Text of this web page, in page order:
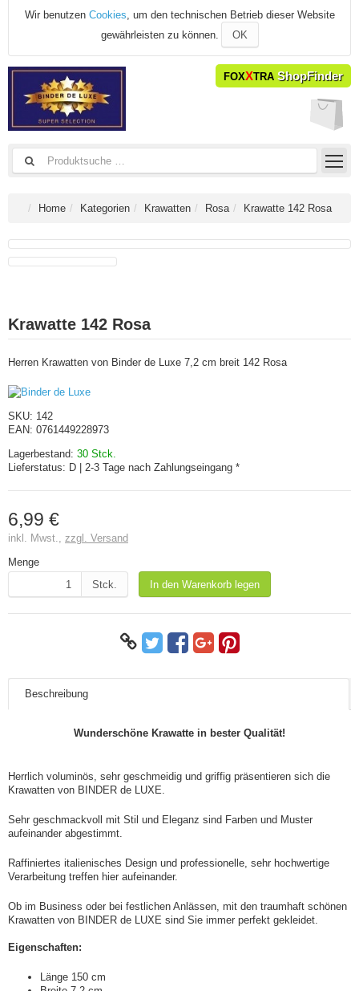
Wir benutzen Cookies, um den technischen Betrieb dieser Website
gewährleisten zu können.
OK
FOXXTRA ShopFinder
Home Kategorien Krawatten Rosa Krawatte 142 Rosa
Krawatte 142 Rosa
Herren Krawatten von Binder de Luxe 7,2 cm breit 142 Rosa
SKU: 142
EAN: 0761449228973
Lagerbestand: 30 Stck.
Lieferstatus: D | 2-3 Tage nach Zahlungseingang *
6,99 €
inkl. Mwst., zzgl. Versand
Menge
Stck.
In den Warenkorb legen
Beschreibung
Wunderschöne Krawatte in bester Qualität!
Herrlich voluminös, sehr geschmeidig und griffig präsentieren sich die
Krawatten von BINDER de LUXE.
Sehr geschmackvoll mit Stil und Eleganz sind Farben und Muster
aufeinander abgestimmt.
Raffiniertes italienisches Design und professionelle, sehr hochwertige
Verarbeitung treffen hier aufeinander.
Ob im Business oder bei festlichen Anlässen, mit den traumhaft schönen
Krawatten von BINDER de LUXE sind Sie immer perfekt gekleidet.
Eigenschaften:
Länge 150 cm